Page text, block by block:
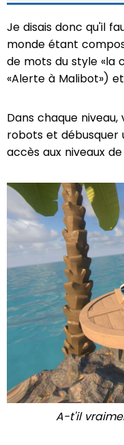
Je disais donc qu'il
monde étant
de mots du style «la
«Alerte à Malibot»)
Dans chaque
robots et débusquer
accès aux niveaux de
A-t'il